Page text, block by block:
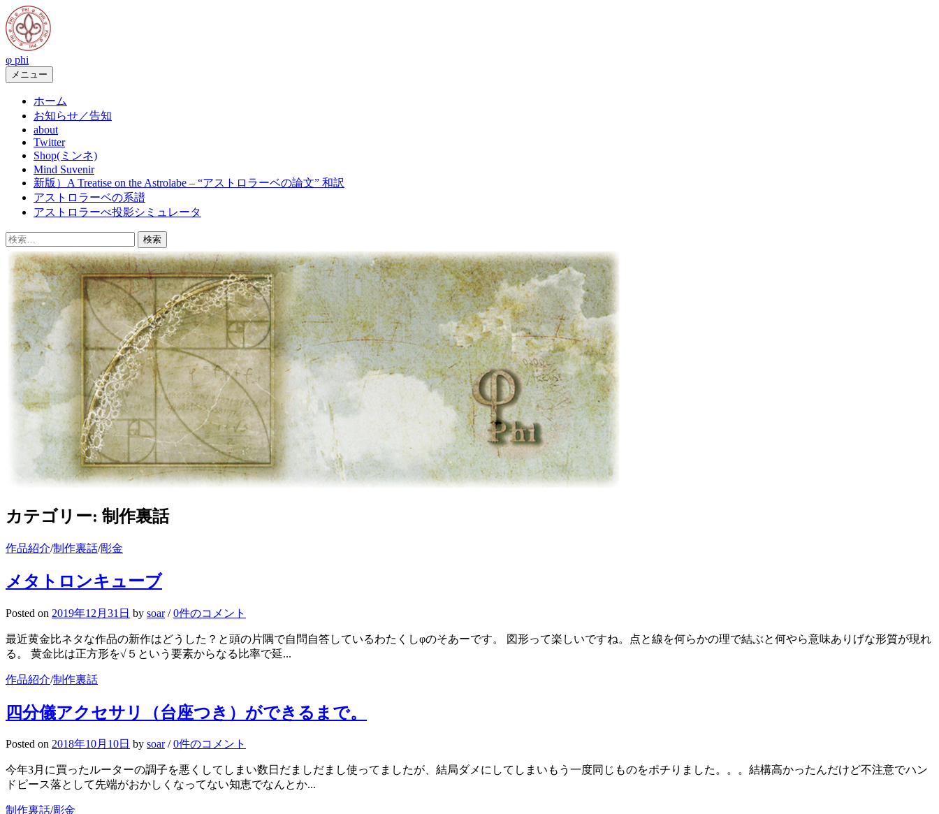
コ
ン
テ
ン
ツ
へ
φ phi
メニュー
ホーム
お知らせ／告知
about
Twitter
Shop(ミンネ)
Mind Suvenir
新版）A Treatise on the Astrolabe – “アストロラーベの論文” 和訳
アストロラーベの系譜
アストロラーべ投影シミュレータ
検
索:
カテゴリー: 制作裏話
作品紹介/制作裏話/彫金
メタトロンキューブ
Posted on 2019年12月31日 by soar /0件のコメント
最近黄金比ネタな作品の新作はどうした？と頭の片隅で自問自答しているわたくしφのそあーです。 図形って楽しいですね。点と線を何らかの理で結ぶと何やら意味ありげな形質が現れ
る。 黄金比は正方形を√５という要素からなる比率で延...
作品紹介/制作裏話
四分儀アクセサリ（台座つき）ができるまで。
Posted on 2018年10月10日 by soar /0件のコメント
今年3月に買ったルーターの調子を悪くしてしまい数日だましだまし使ってましたが、結局ダメにしてしまいもう一度同じものをポチりました。。。結構高かったんだけど不注意でハン
ドピース落として先端がおかしくなってない知恵でなんとか...
制作裏話/彫金